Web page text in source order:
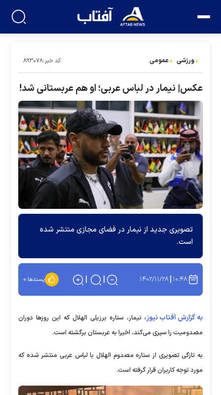
ورزشی عمومی کد خبر:۸۹۳۰۷۸
عکس‌| نیمار در لباس عربی؛ او هم عربستانی شد!
تصویری جدید از نیمار در فضای مجازی منتشر شده
است.
۱۰:۴۸ ۱۴۰۲/۱۱/۲۸ پسندها:۰
به گزارش آفتاب نیوز، نیمار، ستاره برزیلی الهلال که این روزها دوران
مصدومیت را سپری می‌کند، اخیرا به عربستان برگشته است.
به تازگی تصویری از ستاره مصدوم الهلال با لباس عربی منتشر شده که
مورد توجه کاربران قرار گرفته است.